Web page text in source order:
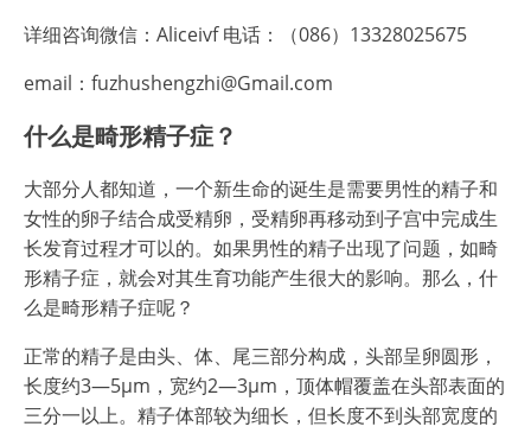
详细咨询微信：Aliceivf 电话：（086）13328025675
email：fuzhushengzhi@Gmail.com
什么是畸形精子症？
大部分人都知道，一个新生命的诞生是需要男性的精子和
女性的卵子结合成受精卵，受精卵再移动到子宫中完成生
长发育过程才可以的。如果男性的精子出现了问题，如畸
形精子症，就会对其生育功能产生很大的影响。那么，什
么是畸形精子症呢？
正常的精子是由头、体、尾三部分构成，头部呈卵圆形，
长度约3—5μm，宽约2—3μm，顶体帽覆盖在头部表面的
三分一以上。精子体部较为细长，但长度不到头部宽度的